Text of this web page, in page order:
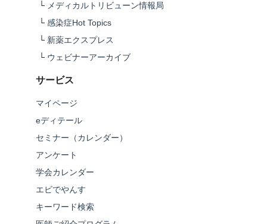
└ メディカルトリビューン情報局
└ 感染症Hot Topics
└ 新薬エクスプレス
└ ウェビナーアーカイブ
サービス
マイページ
eディテール
セミナー（カレンダー）
アンケート
学会カレンダー
エビでやんす
キーワード検索